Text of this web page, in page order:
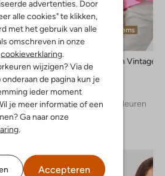
advertenties. Door
alle cookies" te klikken,
met het gebruik van alle
omschreven in onze
cookieverklaring.
wijzigen? Via de
de pagina kun je
ieder moment
je meer informatie of een
Ga naar onze
.
Accepteren
Laatste items
American Vintage
T-shirt
€ 54,99
+ meer kleuren